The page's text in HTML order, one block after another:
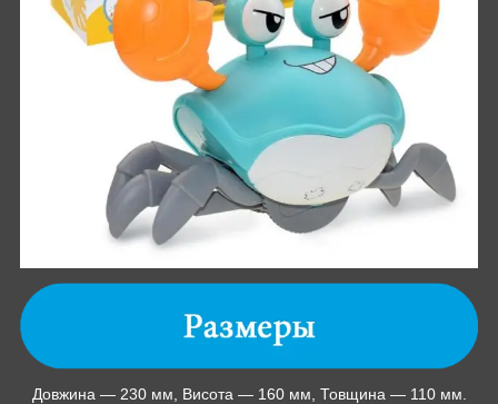
Довжина — 230 мм, Висота — 160 мм, Товщина — 110 мм.